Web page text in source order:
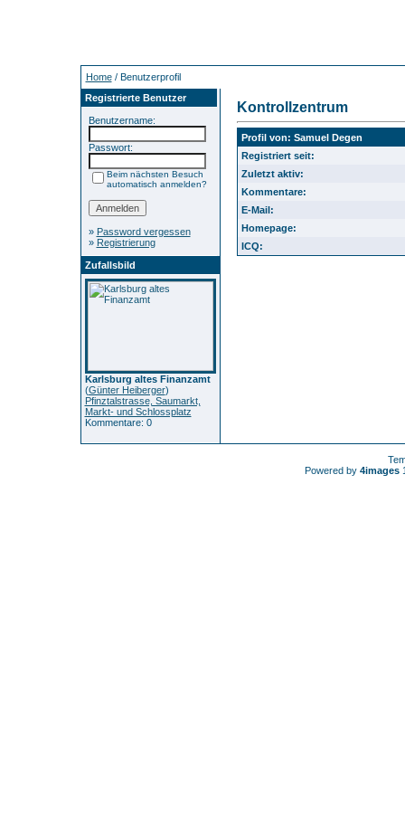
Home/ Benutzerprofil
Registrierte Benutzer
Benutzername:
Passwort:
Beim nächsten Besuch
automatisch anmelden?
» Password vergessen
» Registrierung
Zufallsbild
Karlsburg altes Finanzamt
(Günter Heiberger)
Pfinztalstrasse, Saumarkt,
Markt- und Schlossplatz
Kommentare: 0
Kontrollzentrum
Profil von: Samuel Degen
Registriert seit:
Zuletzt aktiv:
Kommentare:
E-Mail:
Homepage:
ICQ:
Powered by 4images